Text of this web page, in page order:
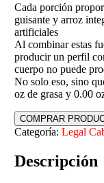
Cada porción
guisante y arroz
artificiales
Al combinar estas
producir un perfil
cuerpo no puede
No solo eso, sino
oz de grasa y 0.00
COMPRAR
Categoría:Legal
Descripción